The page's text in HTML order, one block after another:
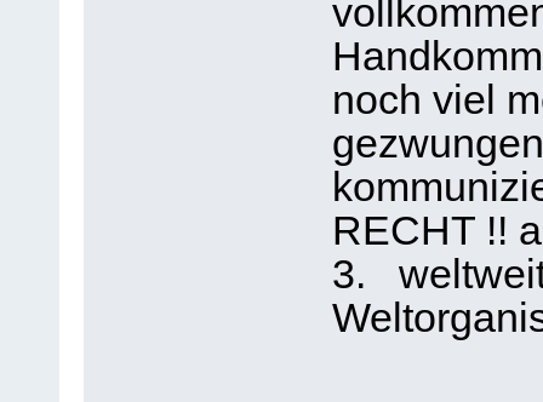
noch viel
RECHT !!
3.